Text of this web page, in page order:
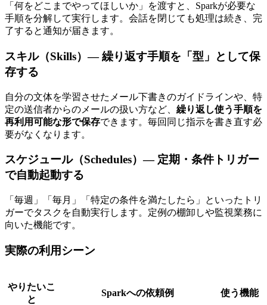
「何をどこまでやってほしいか」を渡すと、Sparkが必要な
手順を分解して実行します。会話を閉じても処理は続き、完
了すると通知が届きます。
スキル（Skills）— 繰り返す手順を「型」として保
存する
自分の文体を学習させたメール下書きのガイドラインや、特
定の送信者からのメールの扱い方など、 繰り返し使う手順を
再利用可能な形で保存できます。毎回同じ指示を書き直す必
要がなくなります。
スケジュール（Schedules）— 定期・条件トリガー
で自動起動する
「毎週」「毎月」「特定の条件を満たしたら」といったトリ
ガーでタスクを自動実行します。定例の棚卸しや監視業務に
向いた機能です。
実際の利用シーン
やりたいこ
と
Sparkへの依頼例 使う機能